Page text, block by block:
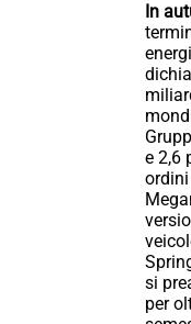
In
e 2,6
ordini
si
per